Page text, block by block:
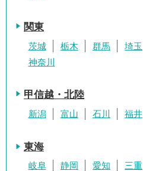
関東
茨城 栃木 群馬 埼玉
神奈川
甲信越・北陸
新潟 富山 石川 福井
東海
岐阜 静岡 愛知 三重